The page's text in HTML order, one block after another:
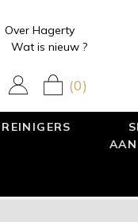
Over Hagerty
Wat is nieuw ?
(0)